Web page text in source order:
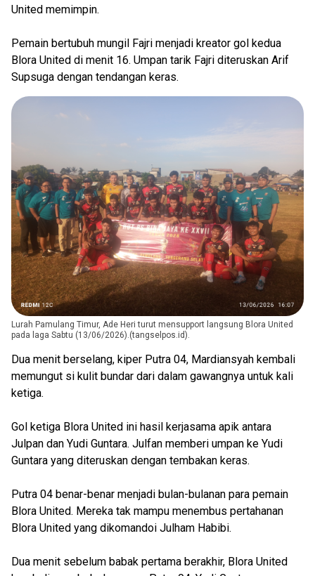
United memimpin.
Pemain bertubuh mungil Fajri menjadi kreator gol kedua
Blora United di menit 16. Umpan tarik Fajri diteruskan Arif
Supsuga dengan tendangan keras.
Lurah Pamulang Timur, Ade Heri turut mensupport langsung Blora United
pada laga Sabtu (13/06/2026).(tangselpos.id).
Dua menit berselang, kiper Putra 04, Mardiansyah kembali
memungut si kulit bundar dari dalam gawangnya untuk kali
ketiga.
Gol ketiga Blora United ini hasil kerjasama apik antara
Julpan dan Yudi Guntara. Julfan memberi umpan ke Yudi
Guntara yang diteruskan dengan tembakan keras.
Putra 04 benar-benar menjadi bulan-bulanan para pemain
Blora United. Mereka tak mampu menembus pertahanan
Blora United yang dikomandoi Julham Habibi.
Dua menit sebelum babak pertama berakhir, Blora United